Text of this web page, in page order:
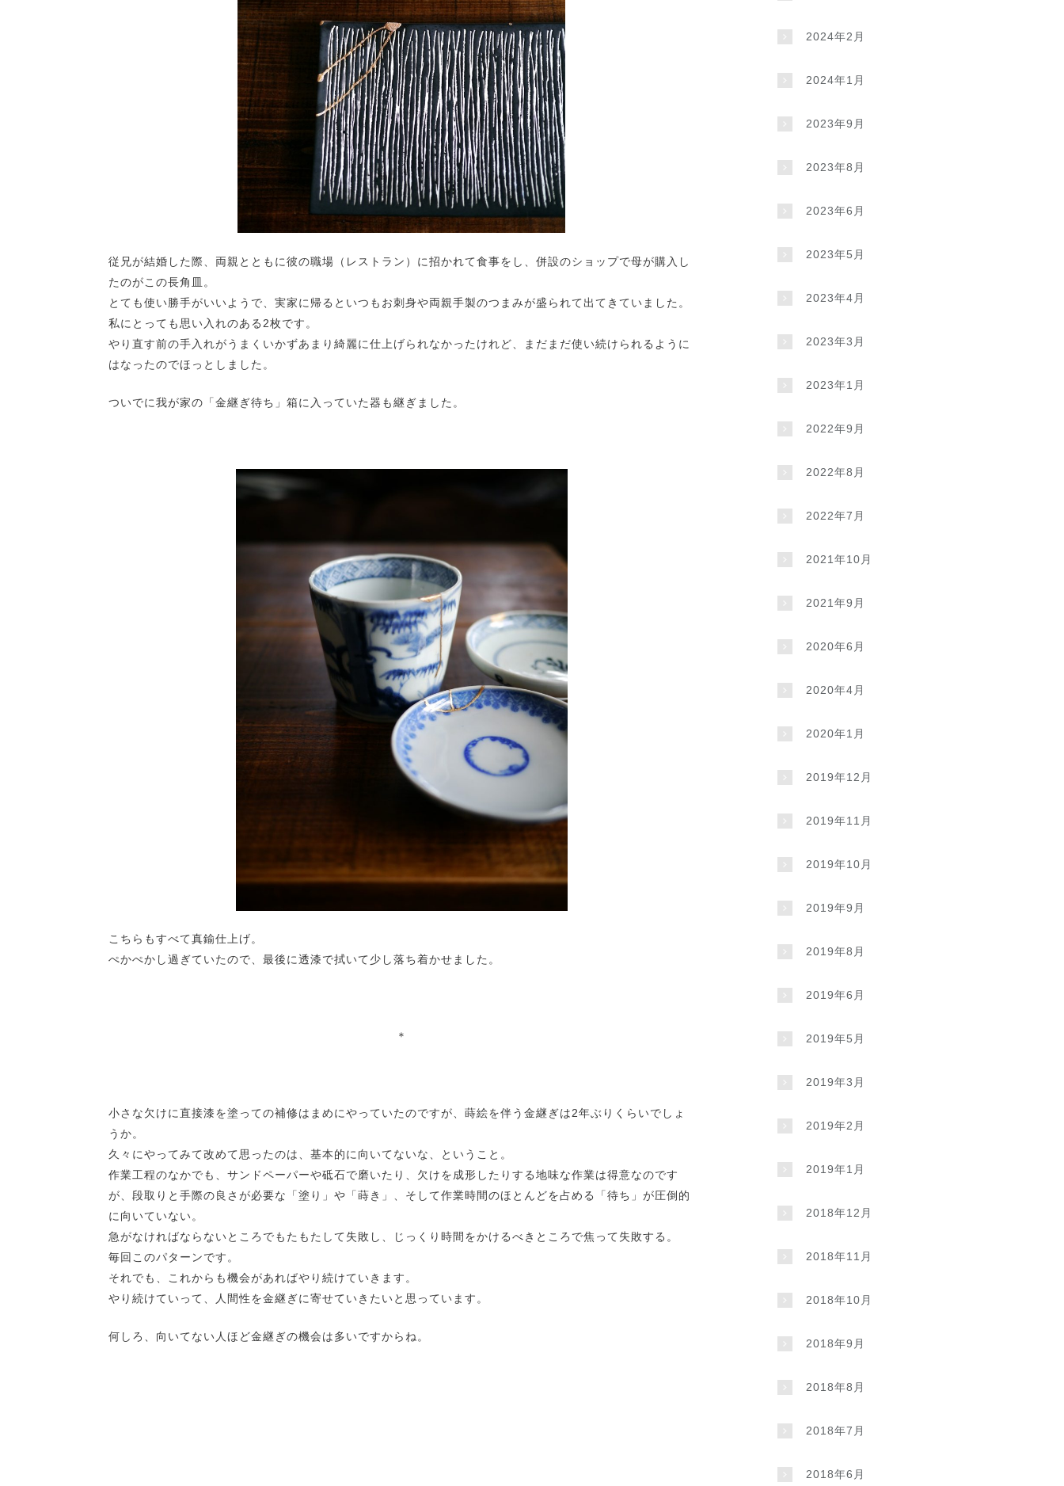
従兄が結婚した際、両親とともに彼の職場（レストラン）に招かれて食事をし、併設のショップで母が購入し
たのがこの長角皿。
とても使い勝手がいいようで、実家に帰るといつもお刺身や両親手製のつまみが盛られて出てきていました。
私にとっても思い入れのある2枚です。
やり直す前の手入れがうまくいかずあまり綺麗に仕上げられなかったけれど、まだまだ使い続けられるように
はなったのでほっとしました。
ついでに我が家の「金継ぎ待ち」箱に入っていた器も継ぎました。
こちらもすべて真鍮仕上げ。
ぺかぺかし過ぎていたので、最後に透漆で拭いて少し落ち着かせました。
＊
小さな欠けに直接漆を塗っての補修はまめにやっていたのですが、蒔絵を伴う金継ぎは2年ぶりくらいでしょ
うか。
久々にやってみて改めて思ったのは、基本的に向いてないな、ということ。
作業工程のなかでも、サンドペーパーや砥石で磨いたり、欠けを成形したりする地味な作業は得意なのです
が、段取りと手際の良さが必要な「塗り」や「蒔き」、そして作業時間のほとんどを占める「待ち」が圧倒的
に向いていない。
急がなければならないところでもたもたして失敗し、じっくり時間をかけるべきところで焦って失敗する。
毎回このパターンです。
それでも、これからも機会があればやり続けていきます。
やり続けていって、人間性を金継ぎに寄せていきたいと思っています。
何しろ、向いてない人ほど金継ぎの機会は多いですからね。
2024年2月
2024年1月
2023年9月
2023年8月
2023年6月
2023年5月
2023年4月
2023年3月
2023年1月
2022年9月
2022年8月
2022年7月
2021年10月
2021年9月
2020年6月
2020年4月
2020年1月
2019年12月
2019年11月
2019年10月
2019年9月
2019年8月
2019年6月
2019年5月
2019年3月
2019年2月
2019年1月
2018年12月
2018年11月
2018年10月
2018年9月
2018年8月
2018年7月
2018年6月